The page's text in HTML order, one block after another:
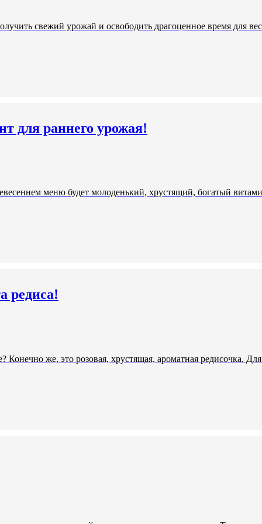
свежий урожай и освободить драгоценное время для
для раннего урожая!
меню будет молоденький, хрустящий, богатый
редиса!
же, это розовая, хрустящая, ароматная редисочка.